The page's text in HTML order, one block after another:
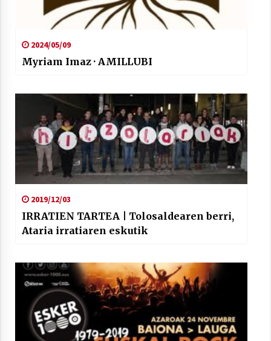
2024/05/09
Myriam Imaz · AMILLUBI
2019/12/03
IRRATIEN TARTEA | Tolosaldearen berri,
Ataria irratiaren eskutik